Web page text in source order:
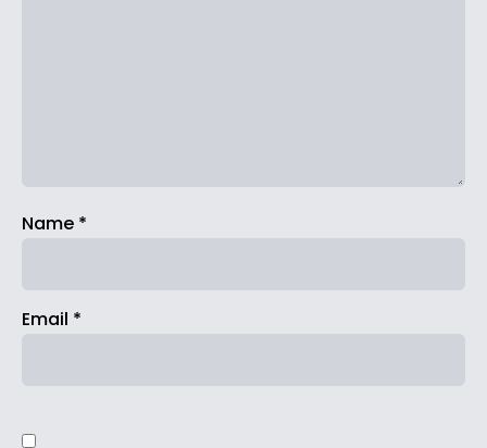
Name *
Email *